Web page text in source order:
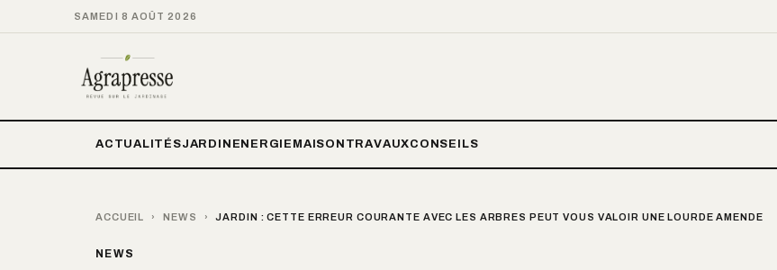
SAMEDI 8 AOÛT 2026
ACTUALITÉSJARDIN ENERGIE MAISON TRAVAUXCONSEILS
ACCUEIL › NEWS › JARDIN : CETTE ERREUR COURANTE AVEC LES ARBRES PEUT VOUS VALOIR UNE LOURDE AMENDE
NEWS